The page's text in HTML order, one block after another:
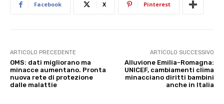
Facebook X Pinterest
ARTICOLO PRECEDENTE
OMS: dati migliorano ma
minacce aumentano. Pronta
nuova rete di protezione
dalle malattie
ARTICOLO SUCCESSIVO
Alluvione Emilia-Romagna:
UNICEF, cambiamenti clima
minacciano diritti bambini
anche in Italia